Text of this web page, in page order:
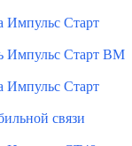
Импульс Старт
Импульс Старт ВМ
Импульс Старт
связи